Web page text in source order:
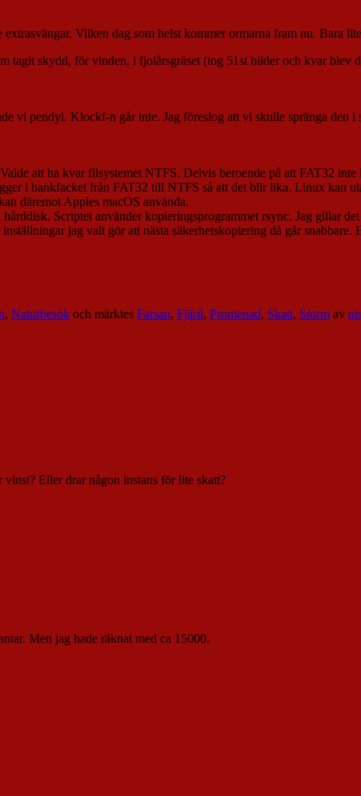
Vilken dag som helst kommer ormarna fram nu. Bara
tagit skydd, för vinden, i fjolårsgräset (tog 51st bilder och kvar blev
vi pendyl. Klockf-n går inte. Jag föreslog att vi skulle spränga
att ha kvar filsystemet NTFS. Delvis beroende på att FAT32
i bankfacket från FAT32 till NTFS så att det blir lika. Linux kan
däremot Apples macOS använda.
Scriptet använder kopieringsprogrammet rsync. Jag gillar
jag valt gör att nästa säkerhetskopiering då går
, Naturbesök och märktes Farsan, Fjäril, Promenad, Skatt, Storm av
Eller drar någon instans för lite skatt?
Men jag hade räknat med ca 15000.